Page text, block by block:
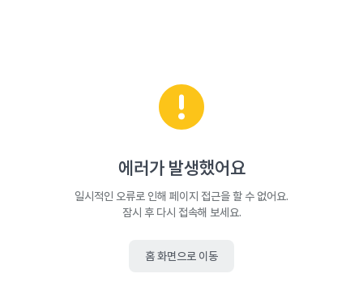
에러가 발생했어요
일시적인 오류로 인해 페이지 접근을 할 수 없어요.
잠시 후 다시 접속해 보세요.
홈 화면으로 이동